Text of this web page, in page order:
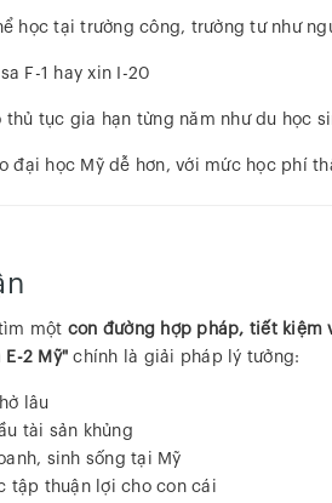
học tại trường công, trường tư như
F-1 hay xin I-20
thủ tục gia hạn từng năm như du học
đại học Mỹ dễ hơn, với mức học phí
một con đường hợp pháp, tiết kiệm
E-2 Mỹ" chính là giải pháp lý tưởng:
lâu
tài sản khủng
sinh sống tại Mỹ
tập thuận lợi cho con cái